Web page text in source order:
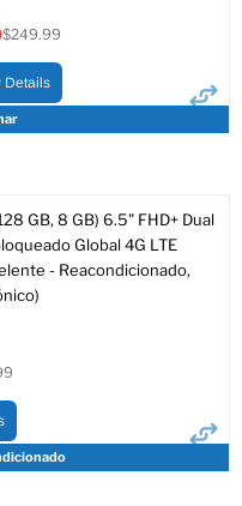
$249.99
Details
GB, 8 GB) 6.5" FHD+ Dual
Global 4G LTE
- Reacondicionado,